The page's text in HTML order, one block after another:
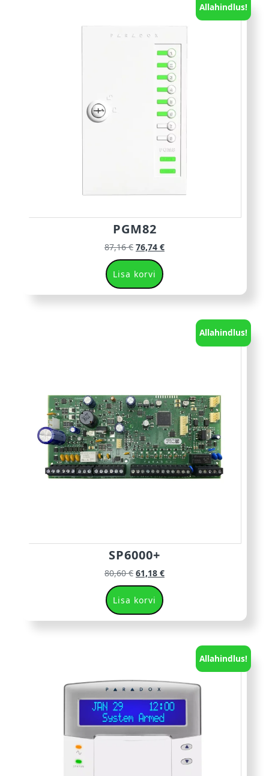
Allahindlus!
PGM82
87,16€ 76,74 €
Lisa korvi
Allahindlus!
SP6000+
80,60€ 61,18 €
Lisa korvi
Allahindlus!